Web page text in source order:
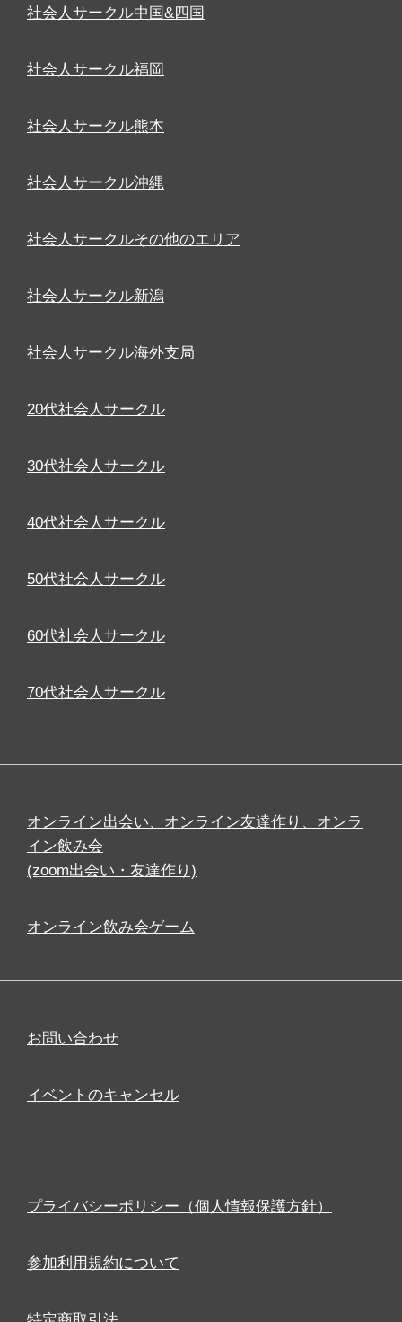
社会人サークル中国&四国
社会人サークル福岡
社会人サークル熊本
社会人サークル沖縄
社会人サークルその他のエリア
社会人サークル新潟
社会人サークル海外支局
20代社会人サークル
30代社会人サークル
40代社会人サークル
50代社会人サークル
60代社会人サークル
70代社会人サークル
オンライン出会い、オンライン友達作り、オンラ
イン飲み会
(zoom出会い・友達作り)
オンライン飲み会ゲーム
お問い合わせ
イベントのキャンセル
プライバシーポリシー（個人情報保護方針）
参加利用規約について